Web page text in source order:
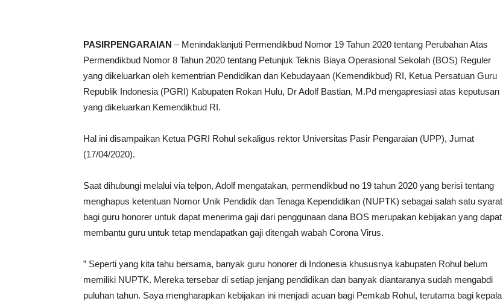
PASIRPENGARAIAN – Menindaklanjuti Permendikbud Nomor 19 Tahun 2020 tentang Perubahan Atas
Permendikbud Nomor 8 Tahun 2020 tentang Petunjuk Teknis Biaya Operasional Sekolah (BOS) Reguler
yang dikeluarkan oleh kementrian Pendidikan dan Kebudayaan (Kemendikbud) RI, Ketua Persatuan Guru
Republik Indonesia (PGRI) Kabupaten Rokan Hulu, Dr Adolf Bastian, M.Pd mengapresiasi atas keputusan
yang dikeluarkan Kemendikbud RI.
Hal ini disampaikan Ketua PGRI Rohul sekaligus rektor Universitas Pasir Pengaraian (UPP), Jumat
(17/04/2020).
Saat dihubungi melalui via telpon, Adolf mengatakan, permendikbud no 19 tahun 2020 yang berisi tentang
menghapus ketentuan Nomor Unik Pendidik dan Tenaga Kependidikan (NUPTK) sebagai salah satu syarat
bagi guru honorer untuk dapat menerima gaji dari penggunaan dana BOS merupakan kebijakan yang dapat
membantu guru untuk tetap mendapatkan gaji ditengah wabah Corona Virus.
” Seperti yang kita tahu bersama, banyak guru honorer di Indonesia khususnya kabupaten Rohul belum
memiliki NUPTK. Mereka tersebar di setiap jenjang pendidikan dan banyak diantaranya sudah mengabdi
puluhan tahun. Saya mengharapkan kebijakan ini menjadi acuan bagi Pemkab Rohul, terutama bagi kepala